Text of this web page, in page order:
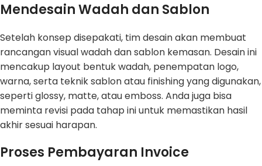
Mendesain Wadah dan Sablon
Setelah konsep disepakati, tim desain akan membuat
rancangan visual wadah dan sablon kemasan. Desain ini
mencakup layout bentuk wadah, penempatan logo,
warna, serta teknik sablon atau finishing yang digunakan,
seperti glossy, matte, atau emboss. Anda juga bisa
meminta revisi pada tahap ini untuk memastikan hasil
akhir sesuai harapan.
Proses Pembayaran Invoice